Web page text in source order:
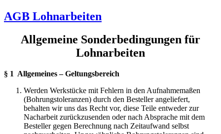
AGB Lohnarbeiten
Allgemeine Sonderbedingungen für
Lohnarbeiten
§ 1 Allgemeines – Geltungsbereich
Werden Werkstücke mit Fehlern in den Aufnahmemaßen
(Bohrungstoleranzen) durch den Besteller angeliefert,
behalten wir uns das Recht vor, diese Teile entweder zur
Nacharbeit zurückzusenden oder nach Absprache mit dem
Besteller gegen Berechnung nach Zeitaufwand selbst